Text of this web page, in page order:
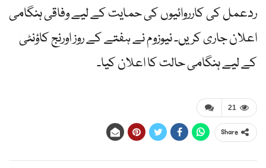
ردعمل کی کارروائیوں کی حمایت کے لیے وفاقی ہنگامی
اعلان جاری کریں۔ نیوزوم نے ہفتے کے روز اورنج کاؤنٹی
کے لیے ہنگامی حالت کا اعلان کیا۔
21
Share